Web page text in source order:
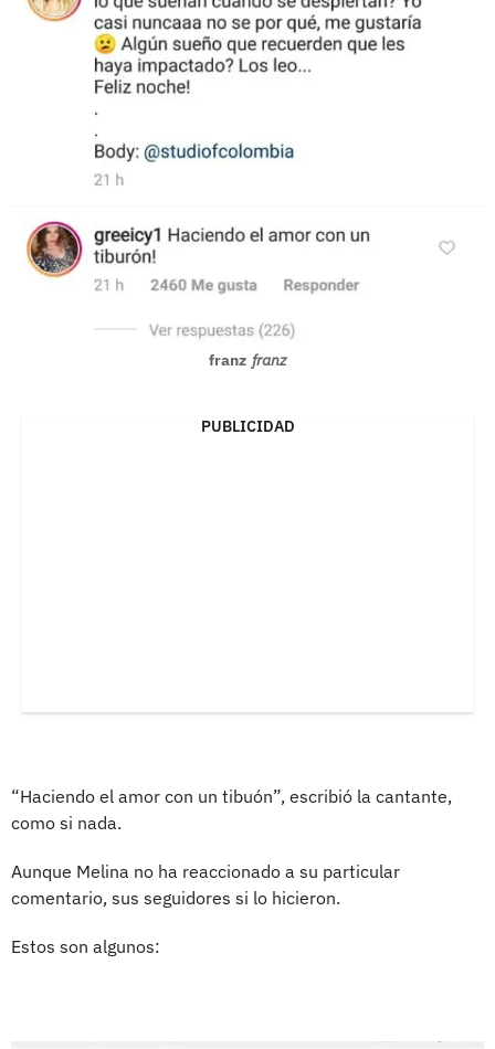
franz franz
PUBLICIDAD
“Haciendo el amor con un tibuón”, escribió la cantante,
como si nada.
Aunque Melina no ha reaccionado a su particular
comentario, sus seguidores si lo hicieron.
Estos son algunos: